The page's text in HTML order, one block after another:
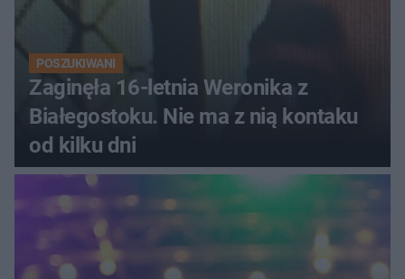
POSZUKIWANI
Zaginęła 16-letnia Weronika z
Białegostoku. Nie ma z nią kontaku
od kilku dni